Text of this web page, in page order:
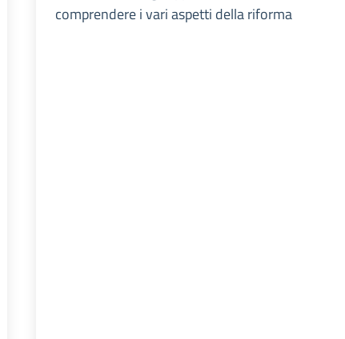
comprendere i vari aspetti della riforma